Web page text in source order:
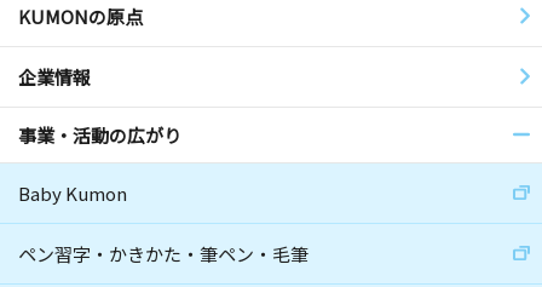
KUMONの原点
企業情報
事業・活動の広がり
Baby Kumon
ペン習字・かきかた・筆ペン・毛筆